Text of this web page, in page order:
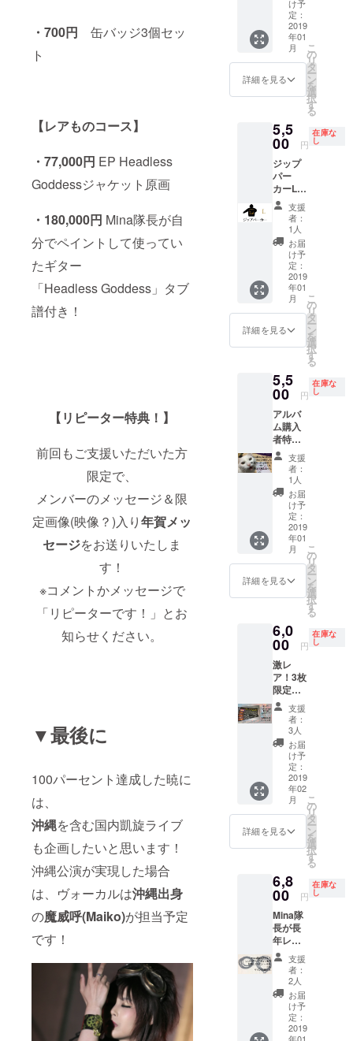
・700円 缶バッジ3個セッ
ト
【レアものコース】
・77,000円 EP Headless
Goddessジャケット原画
・180,000円 Mina隊長が自
分でペイントして使ってい
たギター
「Headless Goddess」タブ
譜付き！
【リピーター特典！】
前回もご支援いただいた方
限定で、
メンバーのメッセージ＆限
定画像(映像？)入り年賀メッ
セージをお送りいたしま
す！
※コメントかメッセージで
「リピーターです！」とお
知らせください。
▼最後に
100パーセント達成した暁に
は、
沖縄を含む国内凱旋ライブ
も企画したいと思います！
沖縄公演が実現した場合
は、ヴォーカルは沖縄出身
の魔威呼(Maiko)が担当予定
です！
です。
ゴール
ド風
バック
プリン
ト。
（つま
り黄土
ラスト
２枚！
け予
定：
2019
年01
月
詳細を見る
こ
の
リ
タ
ー
ン
を
選
択
す
る
5,5
00 円
在庫な
し
ジップ
パー
カーLサ
イズ。
裏起毛
でとて
も暖か
いで
す。
ゴール
ド風
バック
プリン
ト。
（つま
り黄土
ラスト1
枚！
支援
者：
1人
お届
け予
定：
2019
年01
月
詳細を見る
こ
の
リ
タ
ー
ン
を
選
択
す
る
5,5
00 円
在庫な
し
アルバ
ム購入
者特典
バー
ジョン
「Headl
ess
Goddes
s」のレ
コー
ディン
グで使
用した
魔威子
直筆の
カー
ド。 2
枚綴り
です。
魔威
子、
NANA
と楽器
隊全員
のサイ
ン入り
で。
支援
者：
1人
お届
け予
定：
2019
年01
月
詳細を見る
こ
の
リ
タ
ー
ン
を
選
択
す
る
6,0
00 円
在庫な
し
激レ
ア！3枚
限定！
オリコ
ン・イ
ディー
チャー
ト10位
にも
なった
アルバ
ム
「7year
s ago」
国店頭
ディス
プレイ
用非売
品ポッ
プを楽
器隊全
員&ゲス
ヴォー
カル荊-
いばら-
のサイ
支援
者：
3人
お届
け予
定：
2019
年02
月
詳細を見る
こ
の
リ
タ
ー
ン
を
選
択
す
る
6,8
00 円
在庫な
し
Mina隊
長が長
年レ
コー
ディン
グ、ラ
イブで
使用し
ていた
シール
支援
者：
2人
お届
け予
定：
2019
年01